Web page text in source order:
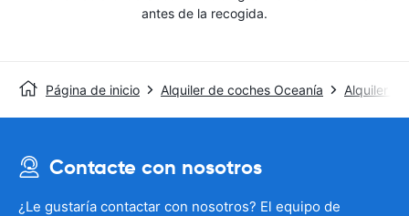
antes de la recogida.
Página de inicio Alquiler de coches Oceanía Alquiler
Contacte con nosotros
¿Le gustaría contactar con nosotros? El equipo de